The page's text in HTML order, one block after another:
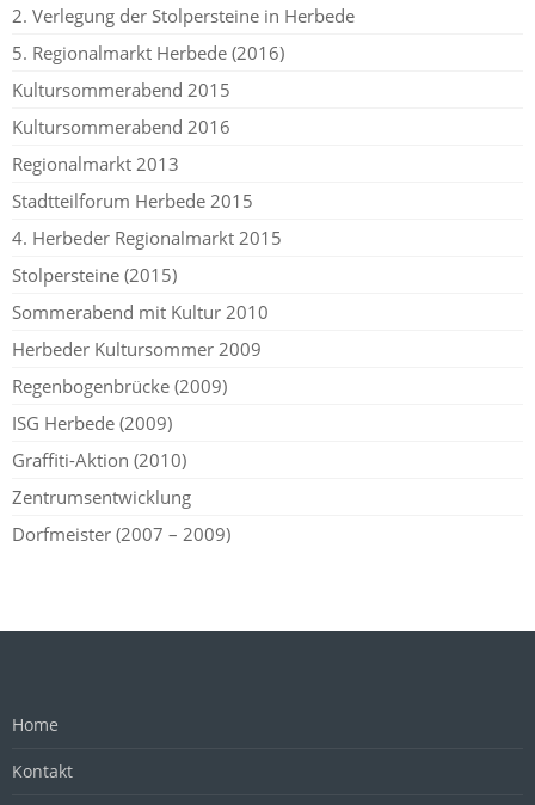
2. Verlegung der Stolpersteine in Herbede
5. Regionalmarkt Herbede (2016)
Kultursommerabend 2015
Kultursommerabend 2016
Regionalmarkt 2013
Stadtteilforum Herbede 2015
4. Herbeder Regionalmarkt 2015
Stolpersteine (2015)
Sommerabend mit Kultur 2010
Herbeder Kultursommer 2009
Regenbogenbrücke (2009)
ISG Herbede (2009)
Graffiti-Aktion (2010)
Zentrumsentwicklung
Dorfmeister (2007 – 2009)
Home
Kontakt